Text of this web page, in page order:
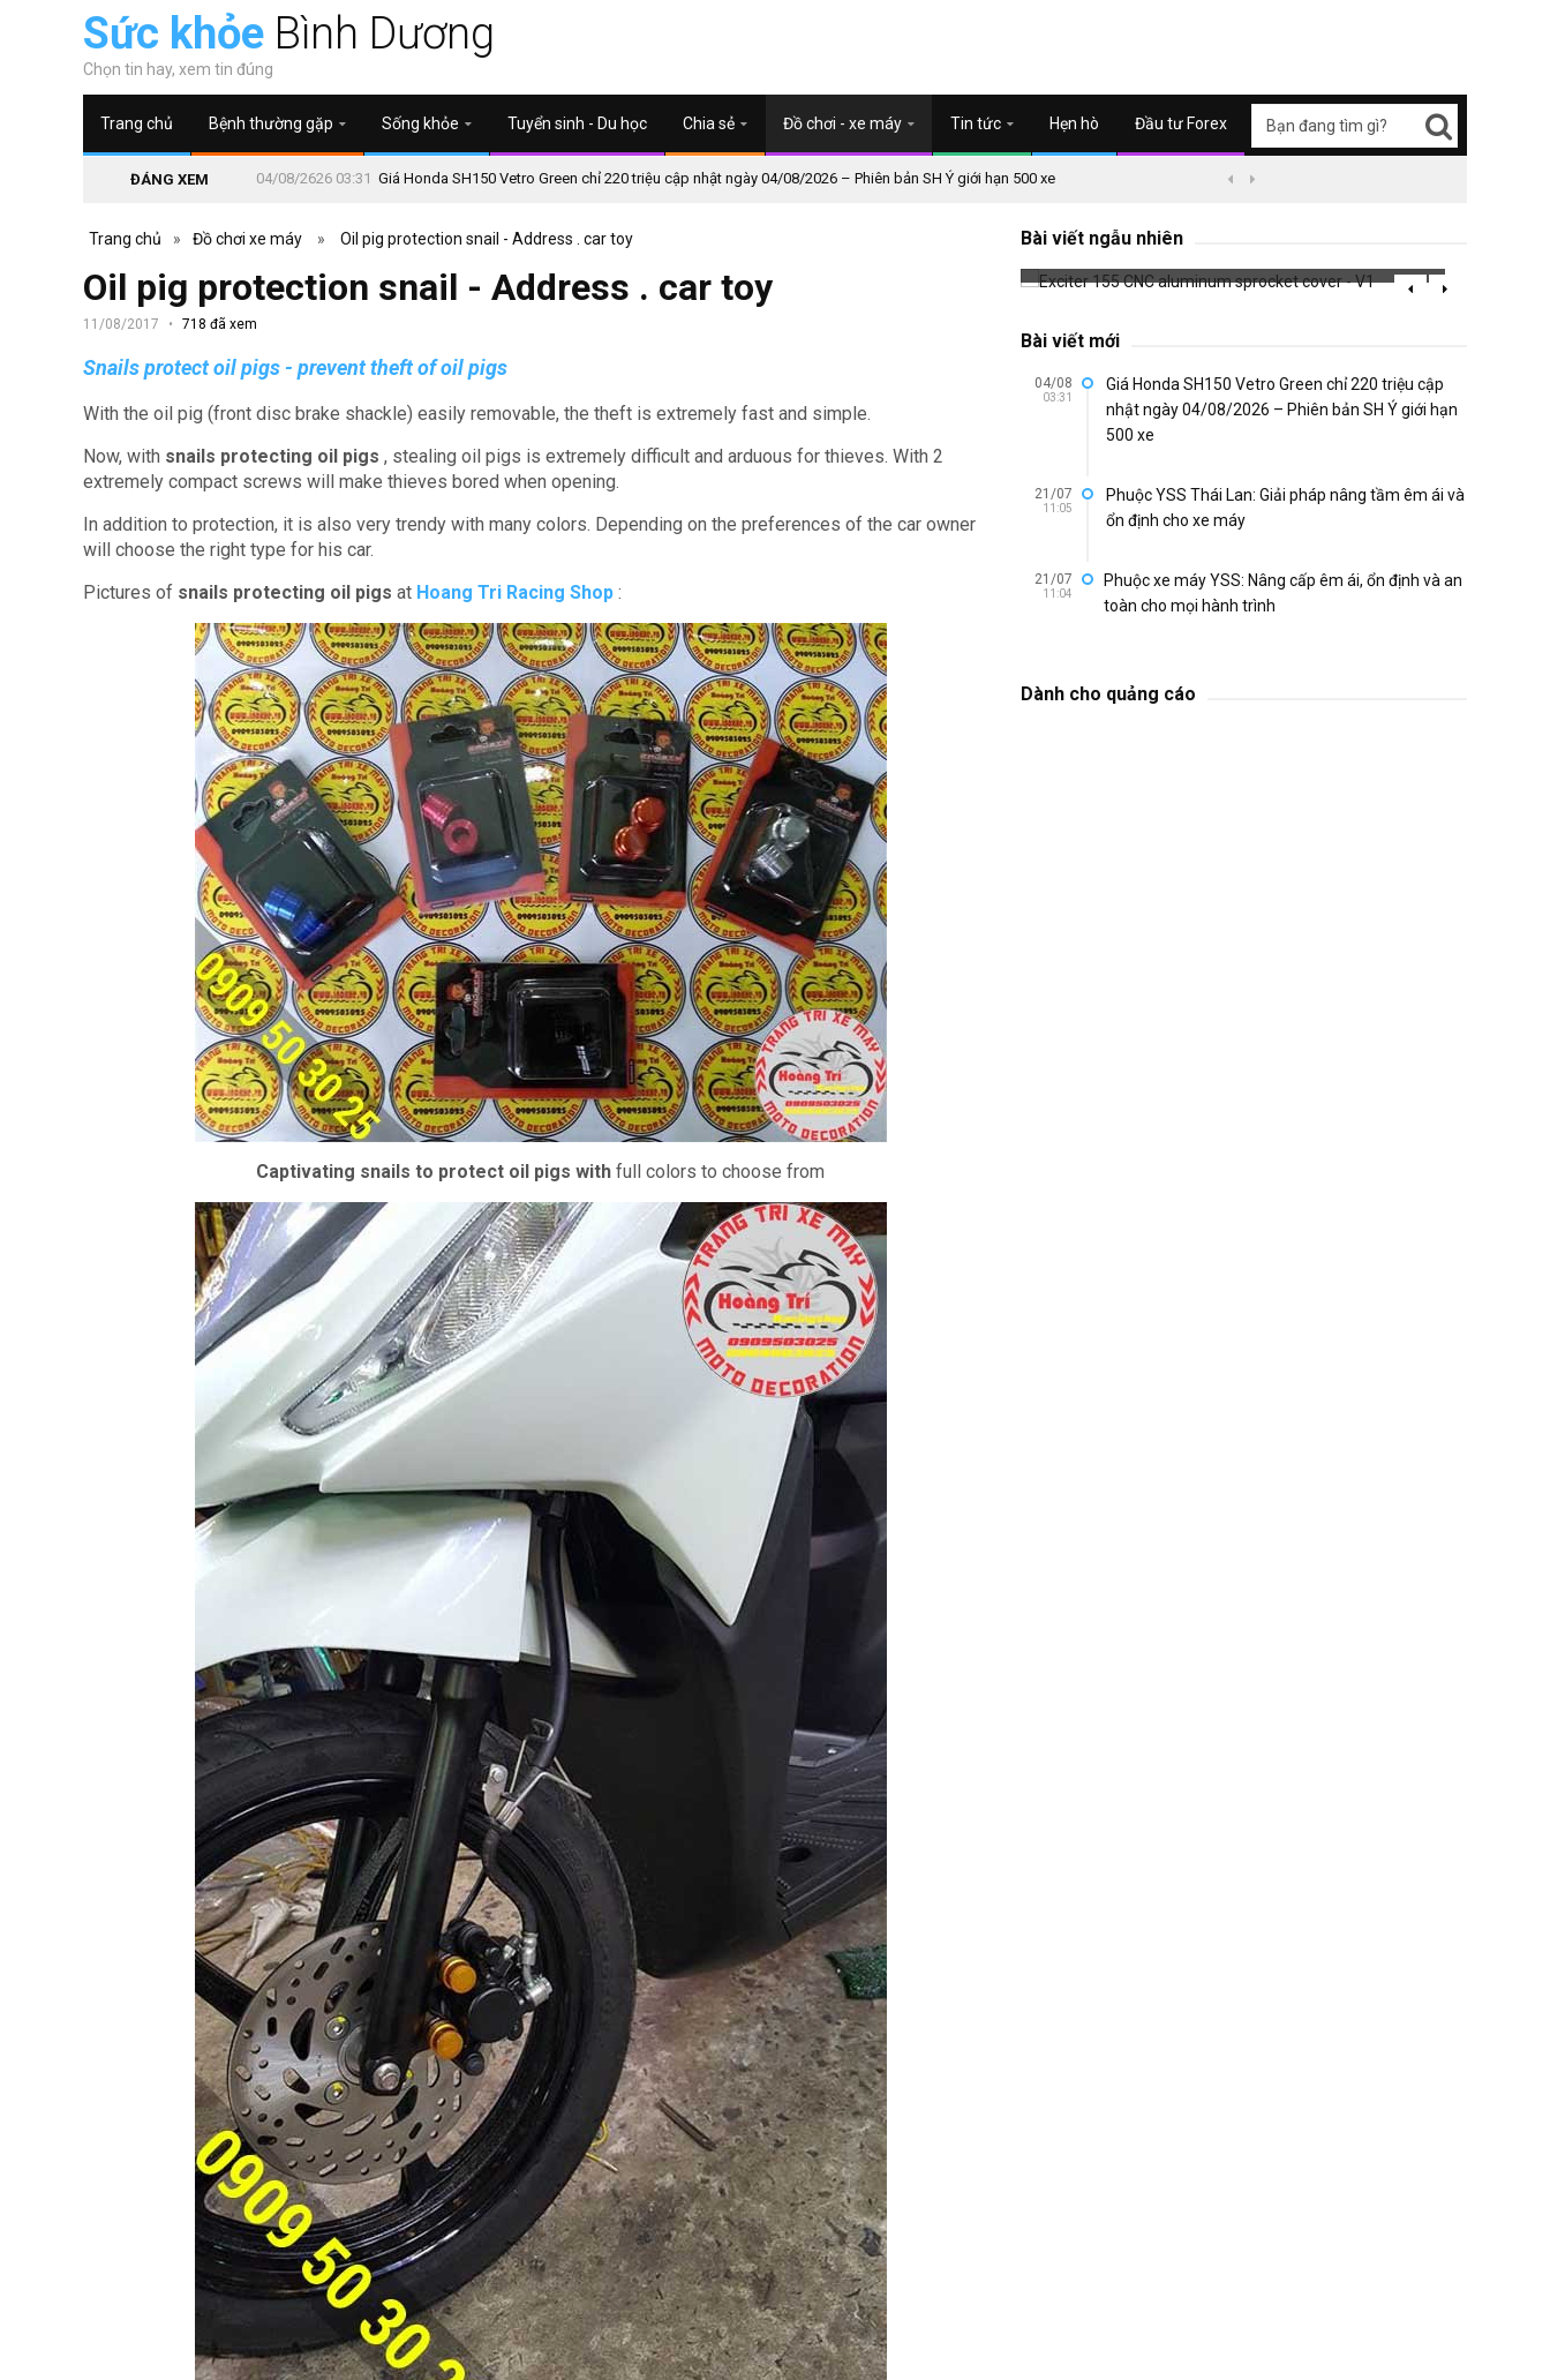
Sức khỏe Bình Dương
Chọn tin hay, xem tin đúng
Trang chủ Bệnh thường gặp Sống khỏe Tuyển sinh - Du học Chia sẻ Đồ chơi - xe máy Tin tức Hẹn hò Đầu tư Forex
ĐÁNG XEM 04/08/2626 03:31 Giá Honda SH150 Vetro Green chỉ 220 triệu cập nhật ngày 04/08/2026 – Phiên bản SH Ý giới hạn 500 xe  
Trang chủ » Đồ chơi xe máy » Oil pig protection snail - Address . car toy
Oil pig protection snail - Address . car toy
11/08/2017 718 đã xem
Snails protect oil pigs - prevent theft of oil pigs
With the oil pig (front disc brake shackle) easily removable, the theft is extremely fast and simple.
Now, with snails protecting oil pigs , stealing oil pigs is extremely difficult and arduous for thieves. With 2
extremely compact screws will make thieves bored when opening.
In addition to protection, it is also very trendy with many colors. Depending on the preferences of the car owner
will choose the right type for his car.
Pictures of snails protecting oil pigs at Hoang Tri Racing Shop :
Captivating snails to protect oil pigs with full colors to choose from
Bài viết ngẫu nhiên
cover - V1
Bài viết mới
04/08
03:31
Giá Honda SH150 Vetro Green chỉ 220 triệu cập
nhật ngày 04/08/2026 – Phiên bản SH Ý giới hạn
500 xe
21/07
11:05
Phuộc YSS Thái Lan: Giải pháp nâng tầm êm ái và
ổn định cho xe máy
21/07
11:04
Phuộc xe máy YSS: Nâng cấp êm ái, ổn định và an
toàn cho mọi hành trình
Dành cho quảng cáo